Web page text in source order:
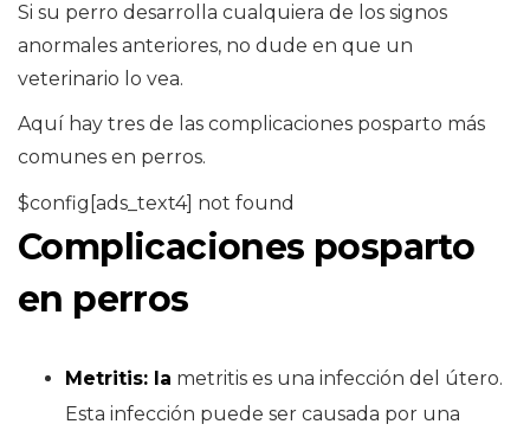
Si su perro desarrolla cualquiera de los signos
anormales anteriores, no dude en que un
veterinario lo vea.
Aquí hay tres de las complicaciones posparto más
comunes en perros.
$config[ads_text4] not found
Complicaciones posparto
en perros
Metritis: la metritis es una infección del útero.
Esta infección puede ser causada por una